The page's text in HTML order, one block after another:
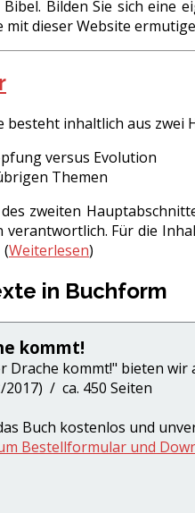
Bibel. Bilden Sie sich eine
mit dieser Website
besteht inhaltlich aus zwei
versus Evolution
Themen
zweiten
verantwortlich. Für die
(Weiterlesen)
in Buchform
kommt!
Drache kommt!" bieten wir
2017) / ca. 450 Seiten
Buch kostenlos und
Bestellformular und